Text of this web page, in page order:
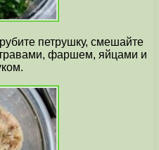
петрушку, смешайте
фаршем, яйцами и